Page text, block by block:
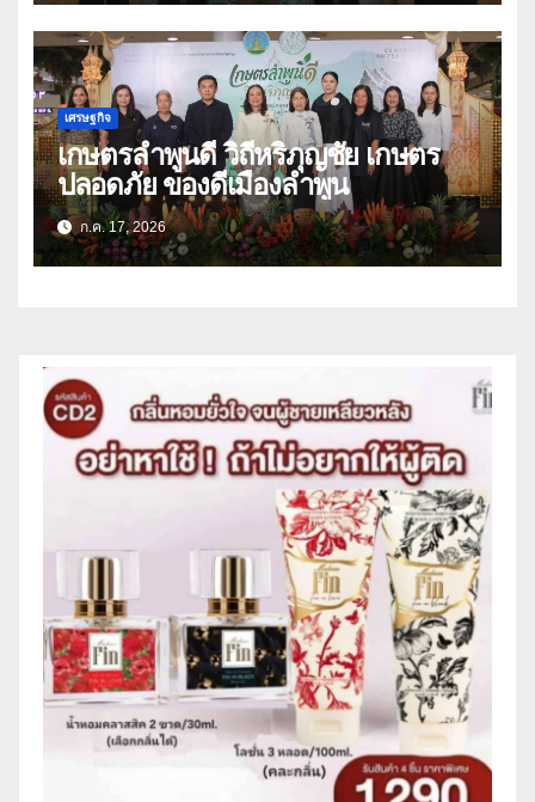
เศรษฐกิจ
เกษตรลำพูนดี วิถีหริภุญชัย เกษตร
ปลอดภัย ของดีเมืองลำพูน
ก.ค. 17, 2026